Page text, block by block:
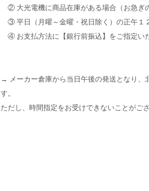
② 大光電機に商品在庫がある場合（お急ぎ
③ 平日（月曜～金曜・祝日除く）の正午１
④ お支払方法に【銀行前振込】をご指定い
→ メーカー倉庫から当日午後の発送となり、
す。
ただし、時間指定をお受けできないことがご